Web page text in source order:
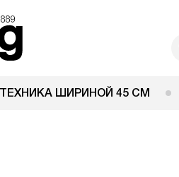
ШИРИНОЙ 45 СМ